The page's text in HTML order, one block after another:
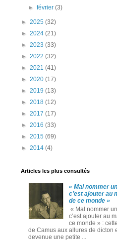
►février(3)
► 2025 (32)
► 2024 (21)
► 2023 (33)
► 2022 (32)
► 2021 (41)
► 2020 (17)
► 2019 (13)
► 2018 (12)
► 2017 (17)
► 2016 (33)
► 2015 (69)
► 2014 (4)
Articles les plus consultés
« Mal nommer
c’est ajouter au
de ce monde »
« Mal nommer
c’est ajouter au
ce monde » :
de Camus aux allures de dicton
devenue une petite ...